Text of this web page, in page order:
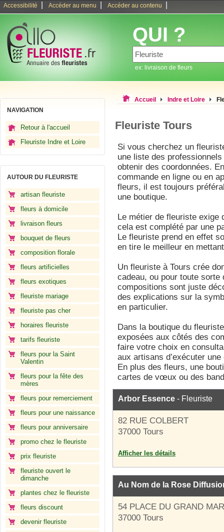
Accessibilité Accéder au menu Accéder au contenu
QUI ?
ex: livraison de fleurs
NAVIGATION
Retour à l'accueil
Fleuriste Indre et Loire
AUTOUR DU FLEURISTE
artisan fleuriste
fleurs à domicile
livraison fleurs
bouquet de fleurs
composition florale
fleurs artificielles
fleurs exotiques
fleuriste mariage
fleuriste pas cher
horaires fleuriste
tarifs fleuriste
fleurs pour la Saint
Valentin
fleurs pour la fête des
mères
fleurs pour remerciement
fleurs pour une naissance
fleurs pour anniversaire
promo chez le fleuriste
prix fleuriste
fleuriste ouvert le
dimanche
plantes chez le fleuriste
fleurs discount
devenir fleuriste
Accueil Indre et Loire
Fleuriste Tours
Si vous cherchez un
une liste des
obtenir des coordonnées.
commande en ligne ou en
fleurs, il est toujours
une boutique.
Le métier de fleuriste exige
cela est complété par une
Le fleuriste prend en effet
en tire le meilleur en
Un fleuriste à Tours crée
cadeau, ou pour toute sorte
compositions sont juste
des explications sur la
en particulier.
Dans la boutique du
exposées aux côtés des
faire votre choix en
aux artisans d’exécuter
En plus des fleurs, une
cartes de vœux ou des
Arbor Essence - Fleuriste
82 RUE COLBERT
37000 Tours
Afficher les détails
Au Nom de la Rose
54 PLACE DU GRAND
37000 Tours